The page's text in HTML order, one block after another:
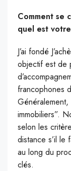
Comment se
quel est
J’ai fondé
objectif est de
francophones
Généralement,
immobiliers”.
selon les
distance s’il le
au long du
clés.